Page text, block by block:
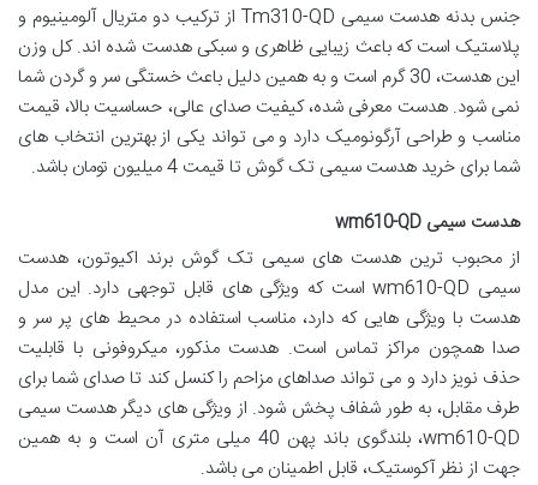
جنس بدنه هدست سیمی Tm310-QD از ترکیب دو متریال آلومینیوم و
پلاستیک است که باعث زیبایی ظاهری و سبکی هدست شده اند. کل وزن
این هدست، 30 گرم است و به همین دلیل باعث خستگی سر و گردن شما
نمی شود. هدست معرفی شده، کیفیت صدای عالی، حساسیت بالا، قیمت
مناسب و طراحی آرگونومیک دارد و می تواند یکی از بهترین انتخاب های
شما برای خرید هدست سیمی تک گوش تا قیمت 4 میلیون تومان باشد.
هدست سیمی wm610-QD
از محبوب ترین هدست های سیمی تک گوش برند اکیوتون، هدست
سیمی wm610-QD است که ویژگی های قابل توجهی دارد. این مدل
هدست با ویژگی هایی که دارد، مناسب استفاده در محیط های پر سر و
صدا همچون مراکز تماس است. هدست مذکور، میکروفونی با قابلیت
حذف نویز دارد و می تواند صداهای مزاحم را کنسل کند تا صدای شما برای
طرف مقابل، به طور شفاف پخش شود. از ویژگی های دیگر هدست سیمی
wm610-QD، بلندگوی باند پهن 40 میلی متری آن است و به همین
جهت از نظر آکوستیک، قابل اطمینان می باشد.